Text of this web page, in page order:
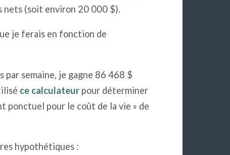
nets (soit environ 20 000 $).
je ferais en fonction de
par semaine, je gagne 86 468 $
ce calculateurpour déterminer
ponctuel pour le coût de la vie » de
hypothétiques :